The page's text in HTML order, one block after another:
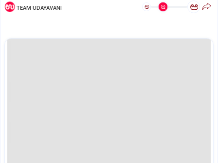
TEAM UDAYAVANI ಅ ಅ